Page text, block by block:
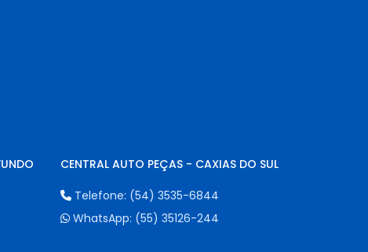
CENTRAL AUTO PEÇAS - CAXIAS DO SUL
Telefone: (54) 3535-6844
WhatsApp: (55) 35126-244